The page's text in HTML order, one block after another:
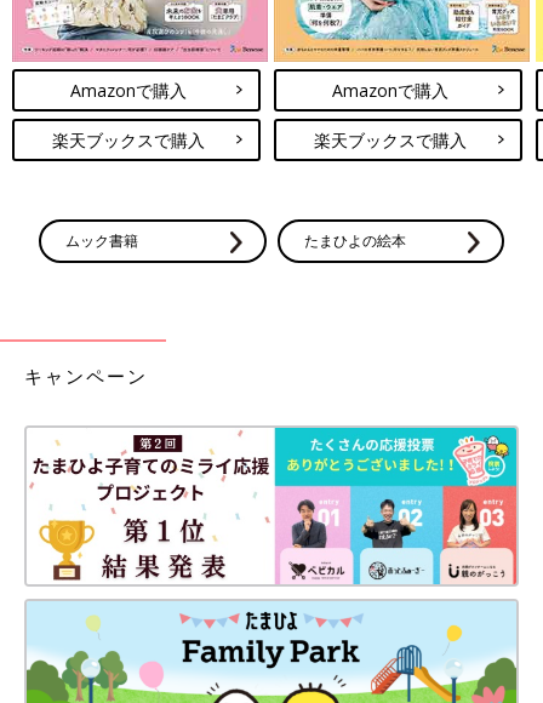
次回に続く。
・[10年ぶりに出産しました]記事一覧
・たまひよONLINEの育児マンガ一覧はこちら
[マォ]
静岡の田舎町在住。
末っ子次女は、あっという間に幼稚園児に！妊娠・育児の記録を
（インスタグラム）にて公開中。
Twitter／@maoppachi
webサイト／maoppachi
前の話
４歳になりました～
♪[10年ぶりに出産し
一覧
次の話
久しぶりの風邪っぴき
[10年ぶりに出産しまし
た#207]
Amazonで購入
楽天ブックスで購入
Amazonで購入
楽天ブックスで購入
ムック書籍 たまひよの絵本
キャンペーン